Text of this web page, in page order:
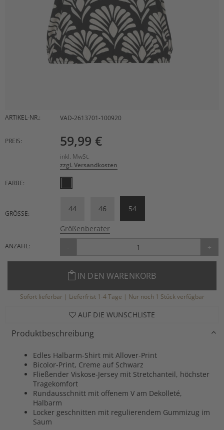
ARTIKEL-NR.: VAD-2613701-100920
PREIS: 59,99 €
inkl. MwSt.
zzgl. Versandkosten
FARBE:
GRÖSSE:
44 46 54
Größenberater
ANZAHL: - +
IN DEN WARENKORB
Sofort lieferbar | Lieferfrist 1-4 Tage | Nur noch 1 Stück verfügbar
AUF DIE WUNSCHLISTE
Produktbeschreibung
Edles Halbarm-Shirt mit Allover-Print
Bicolor-Print, Creme auf Schwarz
Fließender Viskose-Jersey mit Stretchanteil, höchster
Tragekomfort
Rundausschnitt mit offenem V am Dekolleté,
Halbarm
Locker geschnitten mit regulierendem Gummizug im
Saum